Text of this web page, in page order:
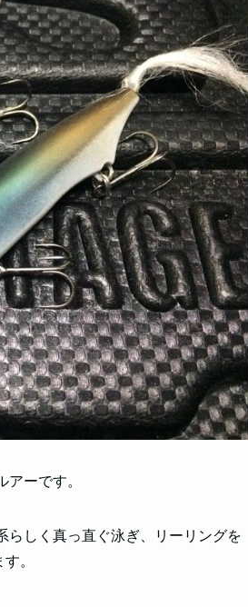
ーです。
らしく真っ直ぐ泳ぎ、リーリングを
。